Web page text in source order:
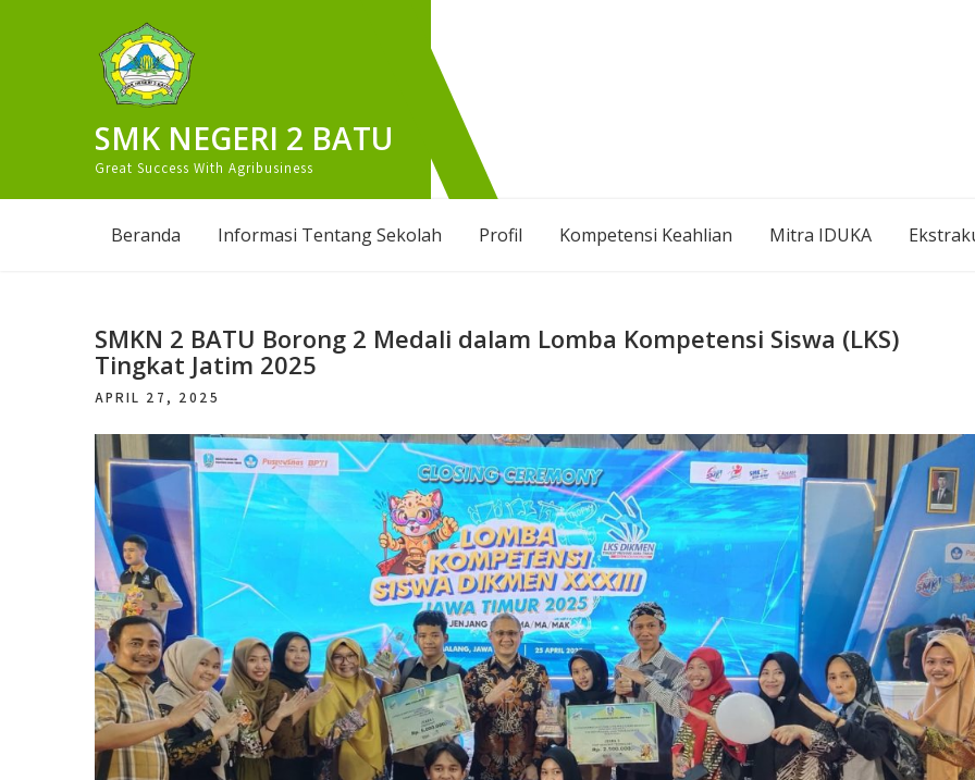
SMK NEGERI 2 BATU
Great Success With Agribusiness
Beranda Informasi Tentang Sekolah Profil Kompetensi Keahlian Mitra IDUKA
SMKN 2 BATU Borong 2 Medali dalam Lomba Kompetensi Siswa (LKS)
Tingkat Jatim 2025
APRIL 27, 2025